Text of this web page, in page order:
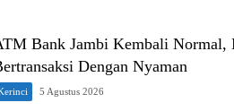
Bank Jambi Kembali Normal,
Dengan Nyaman
5 Agustus 2026